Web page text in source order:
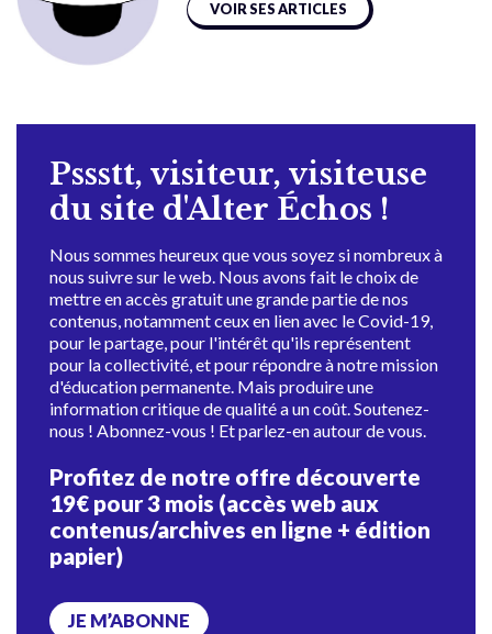
VOIR SES ARTICLES
Pssstt, visiteur, visiteuse
du site d'Alter Échos !
Nous sommes heureux que vous soyez si nombreux à
nous suivre sur le web. Nous avons fait le choix de
mettre en accès gratuit une grande partie de nos
contenus, notamment ceux en lien avec le Covid-19,
pour le partage, pour l'intérêt qu'ils représentent
pour la collectivité, et pour répondre à notre mission
d'éducation permanente. Mais produire une
information critique de qualité a un coût. Soutenez-
nous ! Abonnez-vous ! Et parlez-en autour de vous.
Profitez de notre offre découverte
19€ pour 3 mois (accès web aux
contenus/archives en ligne + édition
papier)
JE M’ABONNE